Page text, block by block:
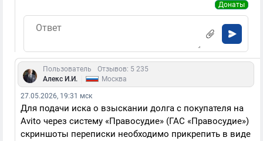
Донаты
Пользователь
Отзывов: 5 235
Алекс И.И.
Москва
27.05.2026, 19:31 мск
Для подачи иска о взыскании долга с покупателя на
Avito через систему «Правосудие» (ГАС «Правосудие»)
скриншоты переписки необходимо прикрепить в виде